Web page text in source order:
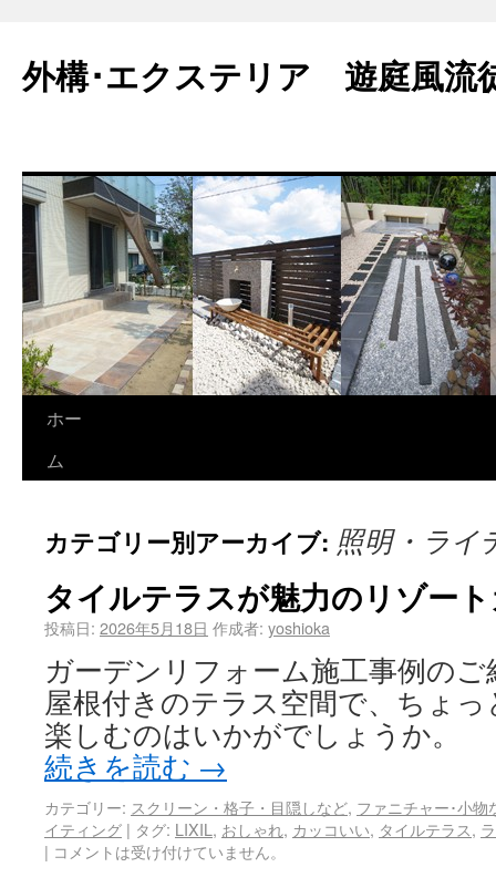
外構･エクステリア 遊庭風流
ホー
ム
カテゴリー別アーカイブ: 照明・ライ
タイルテラスが魅力のリゾー
投稿日: 2026年5月18日 作成者: yoshioka
ガーデンリフォーム施工事例の
屋根付きのテラス空間で、ちょ
楽しむのはいかがでしょうか。
続きを読む →
カテゴリー: スクリーン・格子・目隠しなど, ファニチャー･小物
イティング | タグ: LIXIL , おしゃれ, カッコいい, タイルテラス,
| コメントは受け付けていません。